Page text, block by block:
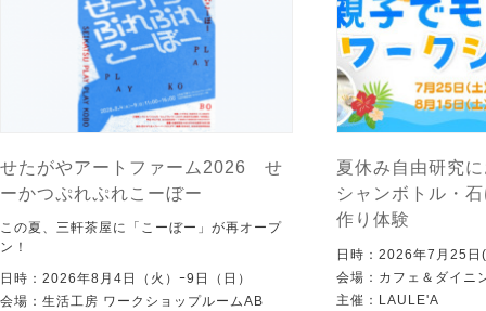
せたがやアートファーム2026 せ
ーかつぷれぷれこーぼー
この夏、三軒茶屋に「こーぼー」が再オープ
ン！
日時：2026年8月4日（火）ｰ9日（日）
会場：生活工房 ワークショップルームAB
夏休み自由研究
シャンボトル・
作り体験
日時：2026年7月25
会場：カフェ＆ダイ
主催：LAULE'A